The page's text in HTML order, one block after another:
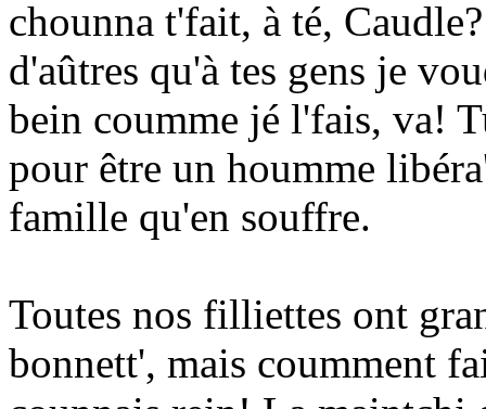
chounna t'fait, à té,
d'aûtres qu'à tes gens je
bein coumme jé l'fais, va!
pour être un houmme
famille qu'en souffre.
Toutes nos filliettes ont
bonnett', mais coumment